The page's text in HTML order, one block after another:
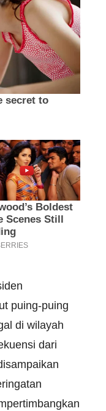
puing-puing
di wilayah
dari